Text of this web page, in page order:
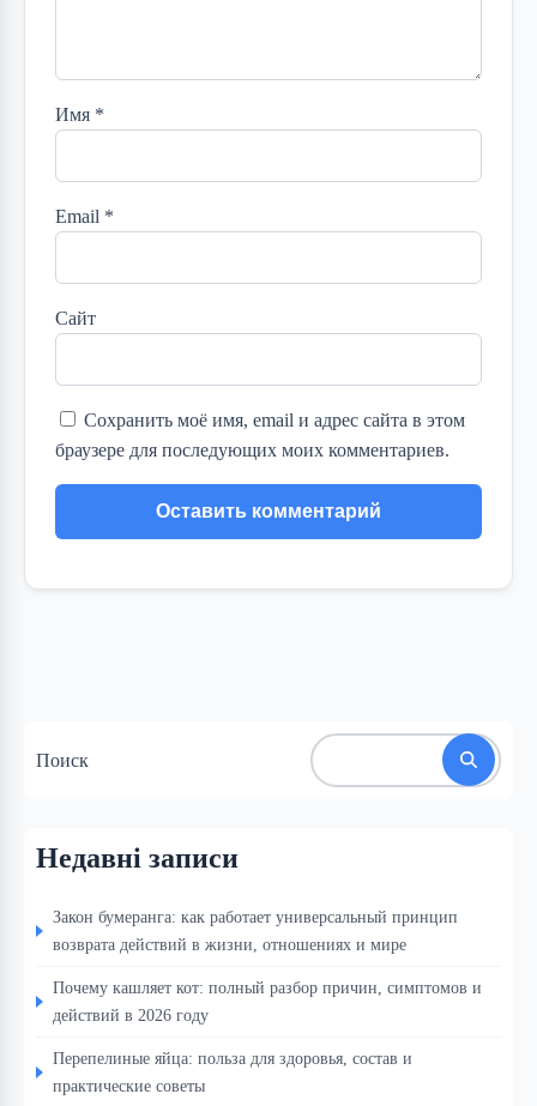
Имя *
Email *
Сайт
Сохранить моё имя, email и адрес сайта в этом
браузере для последующих моих комментариев.
Поиск
Недавні записи
Закон бумеранга: как работает универсальный принцип
возврата действий в жизни, отношениях и мире
Почему кашляет кот: полный разбор причин, симптомов и
действий в 2026 году
Перепелиные яйца: польза для здоровья, состав и
практические советы